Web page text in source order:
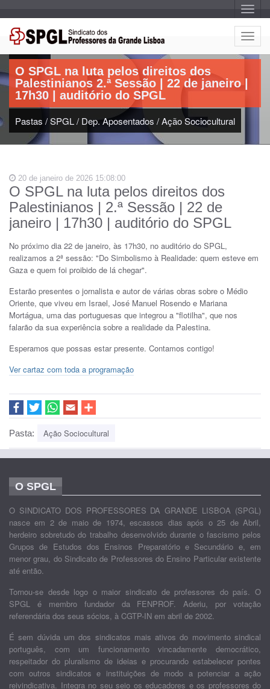
A
l
t
e
r
a
g
o
A
l
t
a
a
Artigo:
O SPGL na luta pelos direitos dos
Palestinianos 2.ª Sessão | 22 de janeiro |
17h30 | auditório do SPGL
Pastas /SPGL/ Dep. Aposentados /Ação Sociocultural
20 de janeiro de 2026 15:08:00
O SPGL na luta pelos direitos dos
Palestinianos | 2.ª Sessão | 22 de
janeiro | 17h30 | auditório do SPGL
No próximo dia 22 de janeiro, às 17h30, no auditório do SPGL,
realizamos a 2ª sessão: "Do Simbolismo à Realidade: quem esteve em
Gaza e quem foi proibido de lá chegar".
Estarão presentes o jornalista e autor de várias obras sobre o Médio
Oriente, que viveu em Israel, José Manuel Rosendo e Mariana
Mortágua, uma das portuguesas que integrou a "flotilha", que nos
falarão da sua experiência sobre a realidade da Palestina.
Esperamos que possas estar presente. Contamos contigo!
Ver cartaz com toda a programação
Pasta: Ação Sociocultural
O SPGL
O SINDICATO DOS PROFESSORES DA GRANDE LISBOA (SPGL)
nasce em 2 de maio de 1974, escassos dias após o 25 de Abril,
herdeiro sobretudo do trabalho desenvolvido durante o fascismo pelos
Grupos de Estudos dos Ensinos Preparatório e Secundário e, em
menor grau, do Sindicato de Professores do Ensino Particular existente
até então.
Tornou-se desde logo o maior sindicato de professores do país. O
SPGL é membro fundador da FENPROF. Aderiu, por votação
referendária dos seus sócios, à CGTP-IN em abril de 2002.
É sem dúvida um dos sindicatos mais ativos do movimento sindical
português, com um funcionamento vincadamente democrático,
respeitador do pluralismo de ideias e procurando estabelecer pontes
com outros sindicatos e instituições de modo a potenciar a ação
reivindicativa. Integra no seu seio os educadores e os professores do